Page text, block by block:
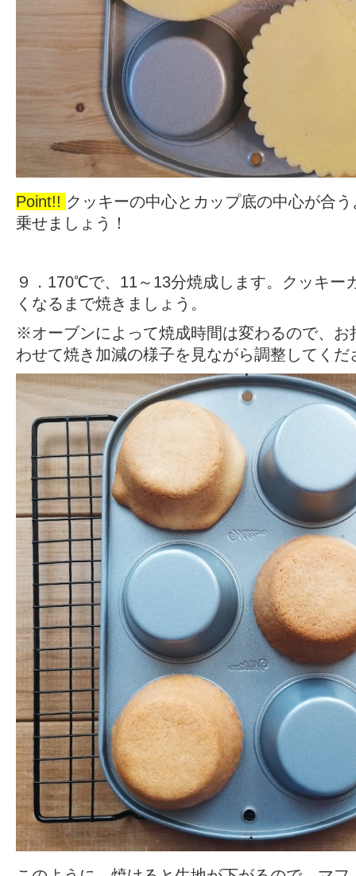
Point!! クッキーの中心とカップ底の中心が合
乗せましょう！
９．170℃で、11～13分焼成します。クッキー
くなるまで焼きましょう。
※オーブンによって焼成時間は変わるので、お
わせて焼き加減の様子を見ながら調整してくだ